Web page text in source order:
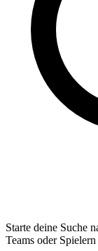
Starte deine Suche
Teams oder Spielern